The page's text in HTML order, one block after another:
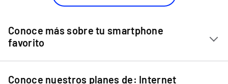
Conoce más sobre tu smartphone
favorito
Chip Entel
Apple iPhone 11
Conoce nuestros planes de: Internet